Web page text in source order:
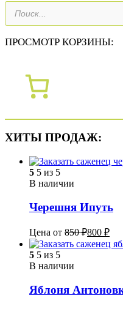
Поиск
товаров
ПРОСМОТР КОРЗИНЫ:
ХИТЫ ПРОДАЖ:
5 5 из 5
В наличии
Черешня Ипуть
Цена от 850₽800 ₽
5 5 из 5
В наличии
Яблоня